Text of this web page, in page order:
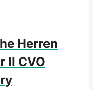
Herren
II CVO